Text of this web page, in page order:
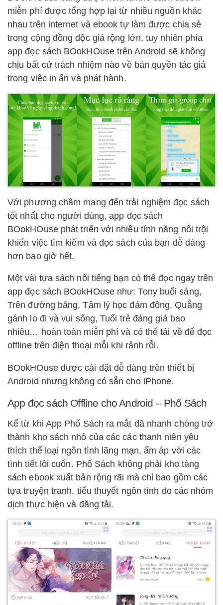
miễn phí được tổng hợp lại từ nhiều nguồn khác
nhau trên internet và ebook tự làm được chia sẻ
trong cộng đồng độc giả rộng lớn, tuy nhiên phía
app đọc sách BOokHOuse trên Android sẽ không
chịu bất cứ trách nhiệm nào về bản quyền tác giả
trong việc in ấn và phát hành.
Với phương châm mang đến trải nghiệm đọc sách
tốt nhất cho người dùng, app đọc sách
BOokHOuse phát triển với nhiều tính năng nổi trội
khiến việc tìm kiếm và đọc sách của bạn dễ dàng
hơn bao giờ hết.
Một vài tựa sách nổi tiếng bạn có thể đọc ngay trên
app đọc sách BOokHOuse như: Tony buổi sáng,
Trên đường băng, Tâm lý học đám đông, Quẳng
gánh lo đi và vui sống, Tuổi trẻ đáng giá bao
nhiêu… hoàn toàn miễn phí và có thể tải về để đọc
offline trên điện thoại mỗi khi rảnh rỗi.
BOokHOuse được cài đặt dễ dàng trên thiết bị
Android nhưng không có sẵn cho iPhone.
App đọc sách Offline cho Android – Phố Sách
Kể từ khi App Phố Sách ra mắt đã nhanh chóng trở
thành kho sách nhỏ của các các thanh niên yêu
thích thể loại ngôn tình lãng mạn, ấm áp với các
tình tiết lôi cuốn. Phố Sách không phải kho tàng
sách ebook xuất bản rộng rãi mà chỉ bao gồm các
tựa truyện tranh, tiểu thuyết ngôn tình do các nhóm
dịch thực hiện và đăng tải.